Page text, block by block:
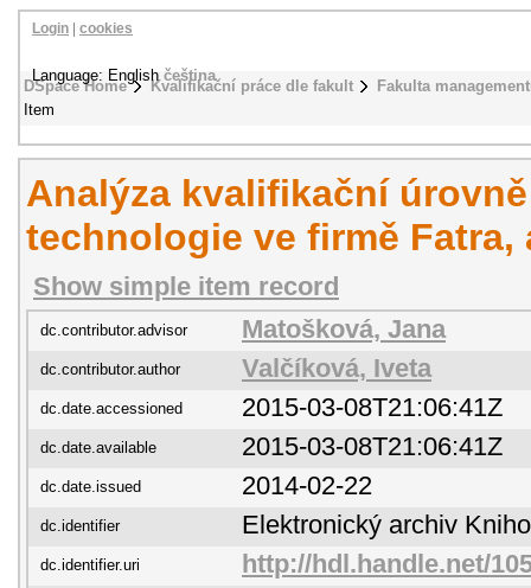
DSpace Home Kvalifikační práce dle fakult
Fakulta
Item
Login cookies
Language: Englishčeština
Analýza kvalifikační
technologie ve firmě Fatra,
Show simple item record
dc.contributor.advisor Matošková, Jana
dc.contributor.author Valčíková, Iveta
dc.date.accessioned 2015-03-08T21:06:41Z
dc.date.available 2015-03-08T21:06:41Z
dc.date.issued 2014-02-22
dc.identifier Elektronický archiv
dc.identifier.uri http://hdl.handle.net/